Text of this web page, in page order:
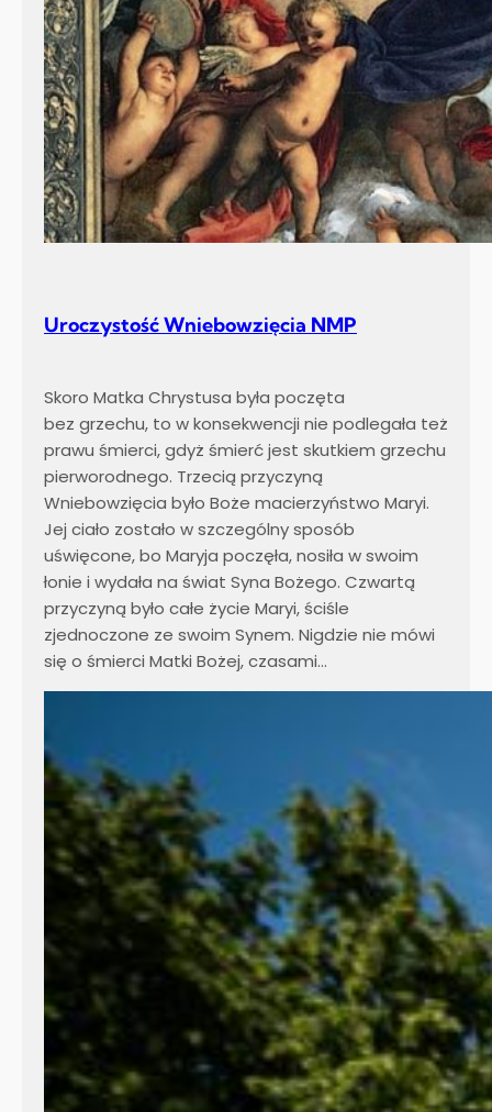
Uroczystość Wniebowzięcia NMP
Skoro Matka Chrystusa była poczęta
bez grzechu, to w konsekwencji nie podlegała też
prawu śmierci, gdyż śmierć jest skutkiem grzechu
pierworodnego. Trzecią przyczyną
Wniebowzięcia było Boże macierzyństwo Maryi.
Jej ciało zostało w szczególny sposób
uświęcone, bo Maryja poczęła, nosiła w swoim
łonie i wydała na świat Syna Bożego. Czwartą
przyczyną było całe życie Maryi, ściśle
zjednoczone ze swoim Synem. Nigdzie nie mówi
się o śmierci Matki Bożej, czasami…